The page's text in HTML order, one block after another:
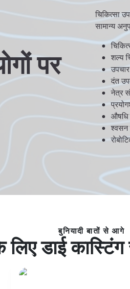
पर
चिकित्सा
सामान्य
शल्य
दंत
नेत्र
औषधि
बुनियादी बातों से आगे
डाई कास्टिंग